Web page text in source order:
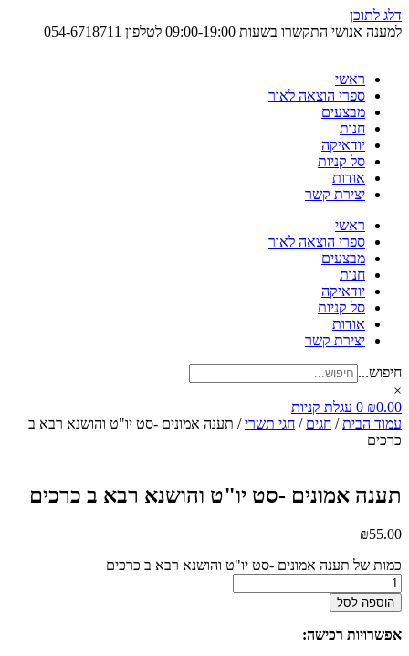
דלג לתוכן
למענה אנושי התקשרו בשעות 09:00-19:00 לטלפון
054-6718711
ראשי
ספרי הוצאה לאור
מבצעים
חנות
יודאיקה
סל קניות
אודות
יצירת קשר
ראשי
ספרי הוצאה לאור
מבצעים
חנות
יודאיקה
סל קניות
אודות
יצירת קשר
חיפוש...
×
₪0.00
0 עגלת קניות
עמוד הבית/ חגים / חגי תשרי/ תענה אמונים -סט יו"ט והושנא רבא ב
כרכים
תענה אמונים -סט יו"ט והושנא רבא ב כרכים
₪55.00
כמות של תענה אמונים -סט יו"ט והושנא רבא ב כרכים
הוספה לסל
אפשרויות רכישה: